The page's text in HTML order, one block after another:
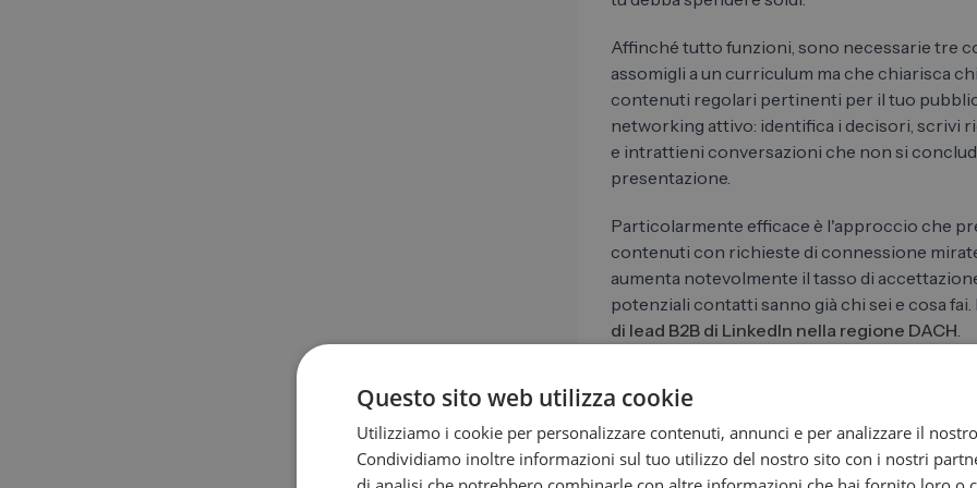
Affinché tutto funzioni, sono necessarie tre
assomigli a un curriculum ma che chiarisca
contenuti regolari pertinenti per il tuo
networking attivo: identifica i decisori, scrivi
e intrattieni conversazioni che non si
presentazione.
Particolarmente efficace è l'approccio che
contenuti con richieste di connessione
aumenta notevolmente il tasso di
potenziali contatti sanno già chi sei e cosa
di lead B2B di LinkedIn nella regione DACH.
mostra come applicare specificamente
Content marketing e SEO:
Questo sito web utilizza cookie
Utilizziamo i cookie per personalizzare contenuti, annunci e per analizzare il
Condividiamo inoltre informazioni sul tuo utilizzo del nostro sito con i nostri